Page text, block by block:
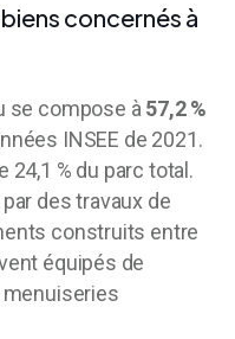
concernés à
se compose à 57,2 %
INSEE de 2021.
% du parc total.
des travaux de
construits entre
équipés de